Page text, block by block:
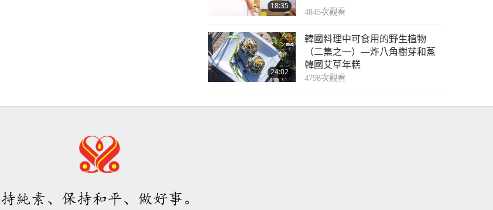
18:35
4845次觀看
24:02
韓國料理中可食用的野生植物
（二集之一）—炸八角樹芽和蒸
韓國艾草年糕
4798次觀看
持純素、保持和平、做好事。